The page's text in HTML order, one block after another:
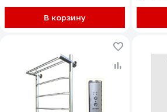
В корзину